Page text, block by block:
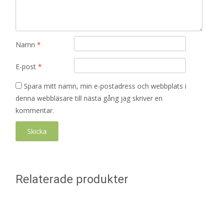
Namn *
E-post *
Spara mitt namn, min e-postadress och webbplats i
denna webbläsare till nästa gång jag skriver en
kommentar.
Relaterade produkter